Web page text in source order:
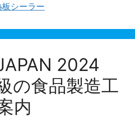
板シーラー
2024
の食品製造工
内